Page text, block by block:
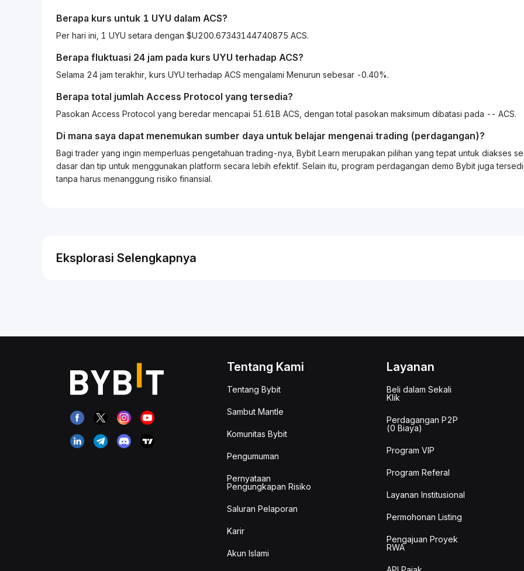
Berapa kurs untuk 1 UYU dalam ACS?
Per hari ini, 1 UYU setara dengan $U200.67343144740875 ACS.
Berapa fluktuasi 24 jam pada kurs UYU terhadap ACS?
Selama 24 jam terakhir, kurs UYU terhadap ACS mengalami Menurun sebesar -0.40%.
Berapa total jumlah Access Protocol yang tersedia?
Pasokan Access Protocol yang beredar mencapai 51.61B ACS, dengan total pasokan maksimum dibatasi pada -- ACS.
Di mana saya dapat menemukan sumber daya untuk belajar mengenai trading (perdagangan)?
Bagi trader yang ingin memperluas pengetahuantrading-nya, Bybit Learn merupakan pilihan yang tepat untuk diakses
dasar dan tip untuk menggunakan platform secara lebih efektif. Selain itu, program perdagangan demo Bybit juga
tanpa harus menanggung risiko finansial.
Eksplorasi Selengkapnya
Tentang Kami
Tentang Bybit
Sambut Mantle
Komunitas Bybit
Pengumuman
Pernyataan
Pengungkapan Risiko
Saluran Pelaporan
Karir
Akun Islami
Layanan
Beli dalam Sekali
Klik
Perdagangan P2P
(0 Biaya)
Program VIP
Program Referal
Layanan Institusional
Permohonan Listing
Pengajuan Proyek
RWA